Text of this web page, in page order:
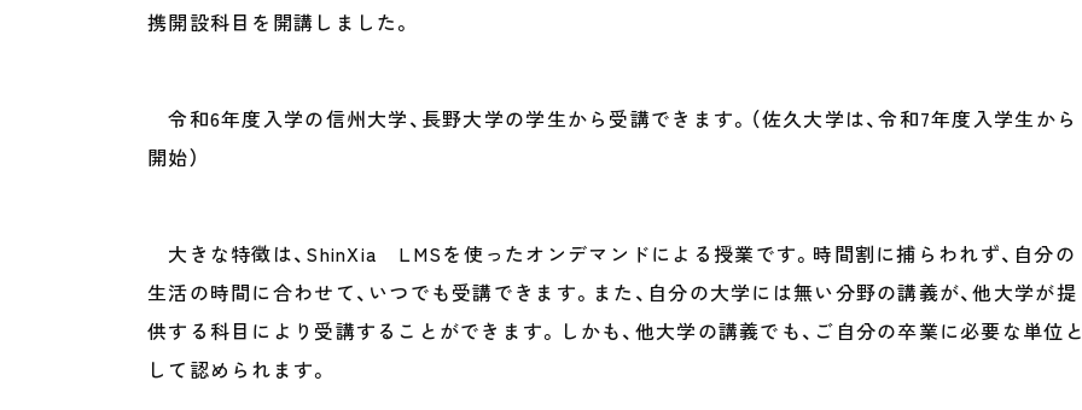
携開設科目を開講しました。
令和6年度入学の信州大学、長野大学の学生から受講できます。（佐久大学は、令和7年度入学生から
開始）
大きな特徴は、ShinXia LMSを使ったオンデマンドによる授業です。時間割に捕らわれず、自分の
生活の時間に合わせて、いつでも受講できます。また、自分の大学には無い分野の講義が、他大学が提
供する科目により受講することができます。しかも、他大学の講義でも、ご自分の卒業に必要な単位
して認められます。